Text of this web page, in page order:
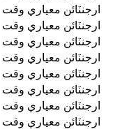
ارجنٽائن معياري وقت
ارجنٽائن معياري وقت
ارجنٽائن معياري وقت
ارجنٽائن معياري وقت
ارجنٽائن معياري وقت
ارجنٽائن معياري وقت
ارجنٽائن معياري وقت
ارجنٽائن معياري وقت